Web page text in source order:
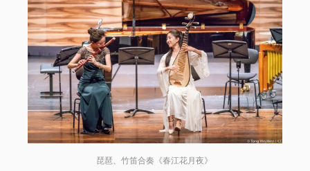
琵琶、竹笛合奏《春江花月夜》